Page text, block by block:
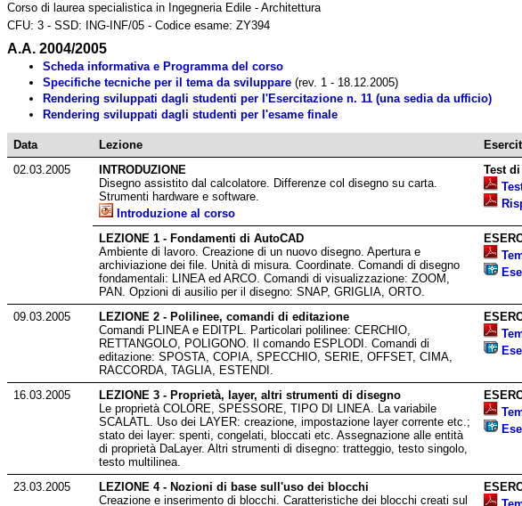
Corso di laurea specialistica in Ingegneria Edile - Architettura
CFU: 3 - SSD: ING-INF/05 - Codice esame: ZY394
A.A. 2004/2005
Scheda informativa e Programma del corso
Specifiche tecniche per il tema da sviluppare (rev. 1 - 18.12.2005)
Rendering sviluppati dagli studenti per l'Esercitazione n. 11 (una sedia da ufficio)
Rendering sviluppati dagli studenti per l'esame finale
Data Lezione
02.03.2005
INTRODUZIONE
Disegno assistito dal calcolatore. Differenze col disegno su carta.
Strumenti hardware e software.
Introduzione al corso
Test
LEZIONE 1 - Fondamenti di AutoCAD
Ambiente di lavoro. Creazione di un nuovo disegno. Apertura e
archiviazione dei file. Unità di misura. Coordinate. Comandi di disegno
fondamentali: LINEA ed ARCO. Comandi di visualizzazione: ZOOM,
PAN. Opzioni di ausilio per il disegno: SNAP, GRIGLIA, ORTO.
09.03.2005
LEZIONE 2 - Polilinee, comandi di editazione
Comandi PLINEA e EDITPL. Particolari polilinee: CERCHIO,
RETTANGOLO, POLIGONO. Il comando ESPLODI. Comandi di
editazione: SPOSTA, COPIA, SPECCHIO, SERIE, OFFSET, CIMA,
RACCORDA, TAGLIA, ESTENDI.
16.03.2005
LEZIONE 3 - Proprietà, layer, altri strumenti di disegno
Le proprietà COLORE, SPESSORE, TIPO DI LINEA. La variabile
SCALATL. Uso dei LAYER: creazione, impostazione layer corrente etc.;
stato dei layer: spenti, congelati, bloccati etc. Assegnazione alle entità
di proprietà DaLayer. Altri strumenti di disegno: tratteggio, testo singolo,
testo multilinea.
23.03.2005
LEZIONE 4 - Nozioni di base sull'uso dei blocchi
Creazione e inserimento di blocchi. Caratteristiche dei blocchi creati sul